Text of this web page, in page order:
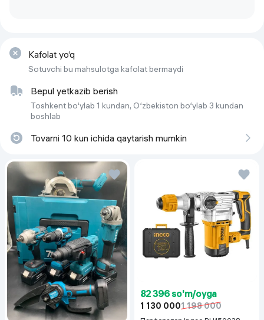
Kafolat yo‘q
Sotuvchi bu mahsulotga kafolat bermaydi
Bepul yetkazib berish
Toshkent bo‘ylab 1 kundan, O‘zbekiston bo‘ylab 3 kundan
boshlab
Tovarni 10 kun ichida qaytarish mumkin
82 396 so'm/oyga
1 130 0001 198 000